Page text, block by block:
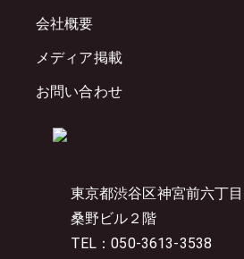
東京都渋谷区神宮前六丁
桑野ビル２階
TEL：050-3613-3538
会社概要
メディア掲載
お問い合わせ